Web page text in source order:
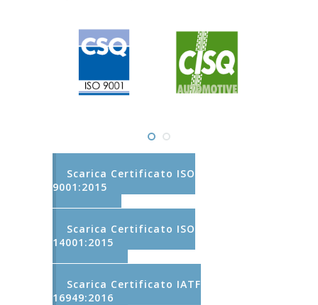
Scarica Certificato ISO
9001:2015
Scarica Certificato ISO
14001:2015
Scarica Certificato IATF
16949:2016